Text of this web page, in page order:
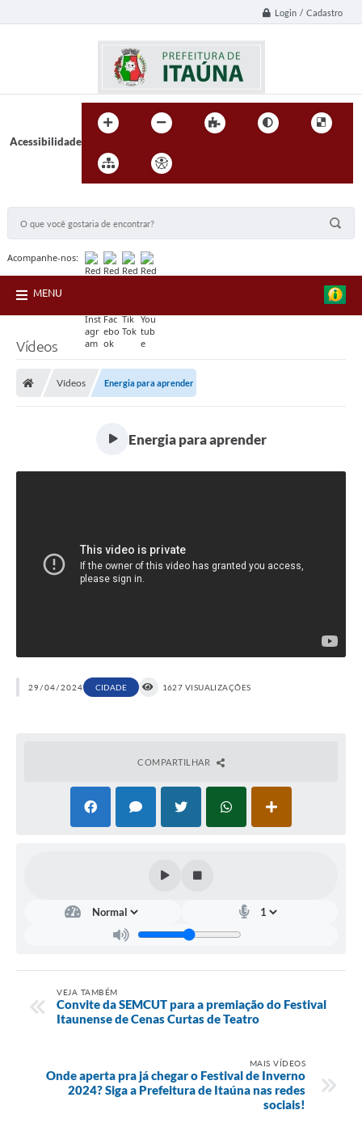
Login / Cadastro
Acessibilidade
Acompanhe-nos:
MENU
Vídeos
Vídeos Energia para aprender
Energia para aprender
29/04/2024 CIDADE 1627 VISUALIZAÇÕES
COMPARTILHAR
VEJA TAMBÉM
Convite da SEMCUT para a premiação do Festival
Itaunense de Cenas Curtas de Teatro
MAIS VÍDEOS
Onde aperta pra já chegar o Festival de Inverno
2024? Siga a Prefeitura de Itaúna nas redes
sociais!